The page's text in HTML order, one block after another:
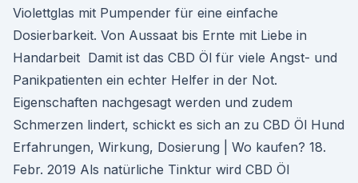
Violettglas mit Pumpender für eine einfache
Dosierbarkeit. Von Aussaat bis Ernte mit Liebe in
Handarbeit Damit ist das CBD Öl für viele Angst- und
Panikpatienten ein echter Helfer in der Not.
Eigenschaften nachgesagt werden und zudem
Schmerzen lindert, schickt es sich an zu CBD Öl Hund
Erfahrungen, Wirkung, Dosierung | Wo kaufen? 18.
Febr. 2019 Als natürliche Tinktur wird CBD Öl